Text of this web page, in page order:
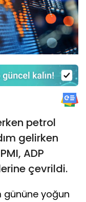
petrol
gelirken
ADP
çevrildi.
gününe yoğun